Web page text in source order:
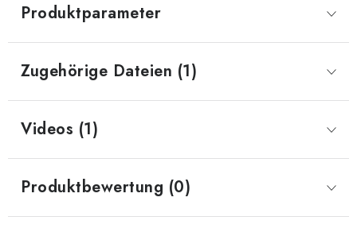
Produktparameter
Zugehörige Dateien (1)
Videos (1)
Produktbewertung (0)